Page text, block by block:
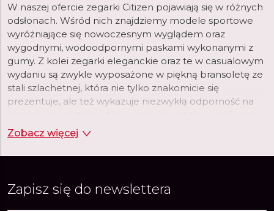
W naszej ofercie zegarki Citizen pojawiają się w różnych
odsłonach. Wśród nich znajdziemy modele sportowe
wyróżniające się nowoczesnym wyglądem oraz
wygodnymi, wodoodpornymi paskami wykonanymi z
gumy. Z kolei zegarki eleganckie oraz te w casualowym
wydaniu są zwykle wyposażone w piękną bransoletę ze
stali szlachetnej, która nie tylko znakomicie się
prezentuje, ale też wykazuje niezwykłą odporność na
również tarcze tworzone przez markę Citizen. Wśród
nich nie brakuje dużych, czytelnych tarcz, na których
nierzadko umieszczone są chronografy, datowniki czy
Zobacz więcej
Zapisz się do newslettera